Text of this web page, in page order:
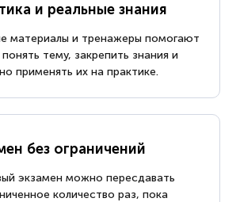
и реальные знания
материалы и тренажеры помогают
тему, закрепить знания и
применять их на практике.
без ограничений
экзамен можно пересдавать
количество раз, пока